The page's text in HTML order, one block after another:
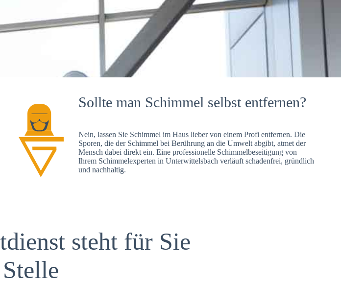
Sollte man Schimmel selbst entfernen?
Nein, lassen Sie Schimmel im Haus lieber von einem Profi entfernen. Die
Sporen, die der Schimmel bei Berührung an die Umwelt abgibt, atmet der
Mensch dabei direkt ein. Eine professionelle Schimmelbeseitigung von
Ihrem Schimmelexperten in Unterwittelsbach verläuft schadenfrei, gründlich
und nachhaltig.
steht für Sie